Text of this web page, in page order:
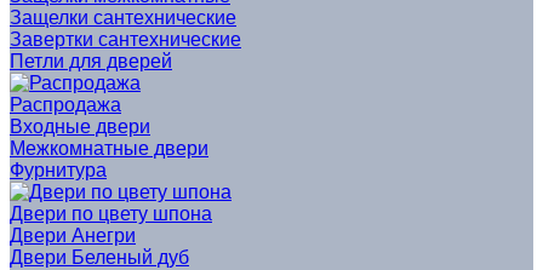
Защелки сантехнические
Завертки сантехнические
Петли для дверей
Распродажа
Входные двери
Межкомнатные двери
Фурнитура
Двери по цвету шпона
Двери Анегри
Двери Беленый дуб